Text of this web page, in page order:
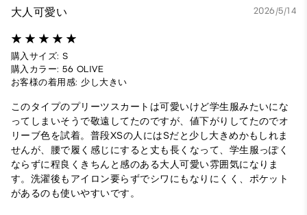
大人可愛い 2026/5/14
購入サイズ: S
購入カラー: 56 OLIVE
お客様の着用感: 少し大きい
このタイプのプリーツスカートは可愛いけど学生服みたいにな
ってしまいそうで敬遠してたのですが、値下がりしてたのでオ
リーブ色を試着。普段XSの人にはSだと少し大きめかもしれま
せんが、腰で履く感じにすると丈も長くなって、学生服っぽく
ならずに程良くきちんと感のある大人可愛い雰囲気になりま
す。洗濯後もアイロン要らずでシワにもなりにくく、ポケット
があるのも使いやすいです。